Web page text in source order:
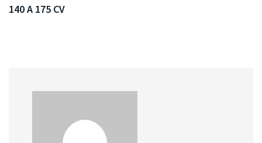
140 A 175 CV